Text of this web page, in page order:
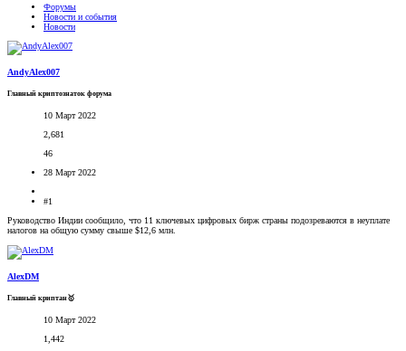
Форумы
Новости и события
Новости
AndyAlex007
Главный криптознаток форума
10 Март 2022
2,681
46
28 Март 2022
#1
Руководство Индии сообщило, что 11 ключевых цифровых бирж страны подозреваются в неуплате
налогов на общую сумму свыше $12,6 млн.
AlexDM
Главный криптан🥇
10 Март 2022
1,442